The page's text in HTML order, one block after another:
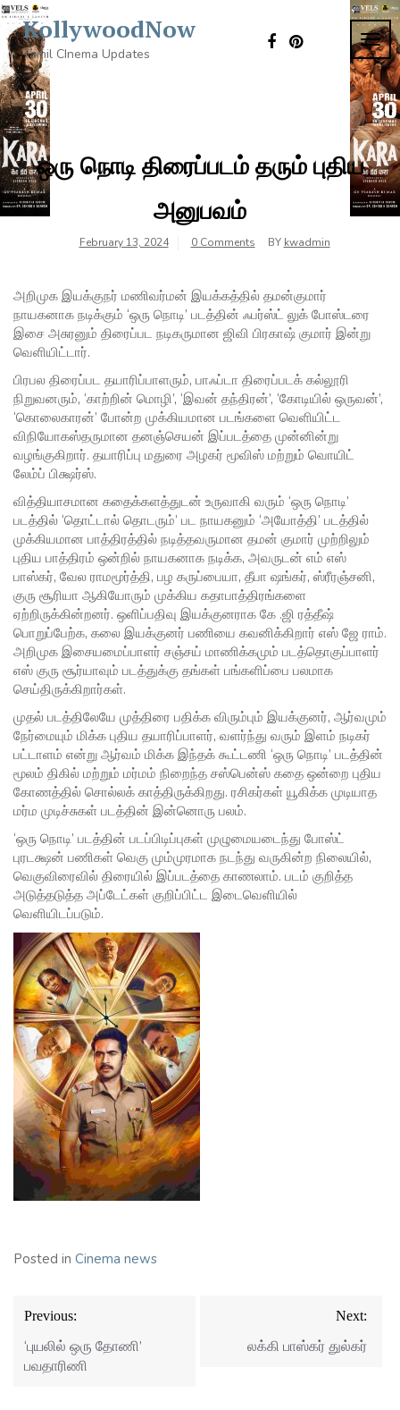
Skip
to
content
KollywoodNow
Tamil CInema Updates
ஒரு நொடி திரைப்படம் தரும் புதிய
அனுபவம்
February 13, 2024 0 Comments BY kwadmin
அறிமுக இயக்குநர் மணிவர்மன் இயக்கத்தில் தமன்குமார்
நாயகனாக நடிக்கும் ‘ஒரு நொடி’ படத்தின் ஃபர்ஸ்ட் லுக் போஸ்டரை
இசை அசுரனும் திரைப்பட நடிகருமான ஜிவி பிரகாஷ் குமார் இன்று
வெளியிட்டார்.
பிரபல திரைப்பட தயாரிப்பாளரும், பாஃப்டா திரைப்படக் கல்லூரி
நிறுவனரும், ‘காற்றின் மொழி’, ‘இவன் தந்திரன்’, ‘கோடியில் ஒருவன்’,
‘கொலைகாரன்’ போன்ற முக்கியமான படங்களை வெளியிட்ட
விநியோகஸ்தருமான தனஞ்செயன் இப்படத்தை முன்னின்று
வழங்குகிறார். தயாரிப்பு மதுரை அழகர் மூவிஸ் மற்றும் வொயிட்
லேம்ப் பிக்ஷர்ஸ்.
வித்தியாசமான கதைக்களத்துடன் உருவாகி வரும் ‘ஒரு நொடி’
படத்தில் ‘தொட்டால் தொடரும்’ பட நாயகனும் ‘அயோத்தி’ படத்தில்
முக்கியமான பாத்திரத்தில் நடித்தவருமான தமன் குமார் முற்றிலும்
புதிய பாத்திரம் ஒன்றில் நாயகனாக நடிக்க, அவருடன் எம் எஸ்
பாஸ்கர், வேல ராமமூர்த்தி, பழ கருப்பையா, தீபா ஷங்கர், ஸ்ரீரஞ்சனி,
குரு சூரியா ஆகியோரும் முக்கிய கதாபாத்திரங்களை
ஏற்றிருக்கின்றனர். ஒளிப்பதிவு இயக்குனராக கே .ஜி ரத்தீஷ்
பொறுப்பேற்க, கலை இயக்குனர் பணியை கவனிக்கிறார் எஸ் ஜே ராம்.
அறிமுக இசையமைப்பாளர் சஞ்சய் மாணிக்கமும் படத்தொகுப்பாளர்
எஸ் குரு சூர்யாவும் படத்துக்கு தங்கள் பங்களிப்பை பலமாக
செய்திருக்கிறார்கள்.
முதல் படத்திலேயே முத்திரை பதிக்க விரும்பும் இயக்குனர், ஆர்வமும்
நேர்மையும் மிக்க புதிய தயாரிப்பாளர், வளர்ந்து வரும் இளம் நடிகர்
பட்டாளம் என்று ஆர்வம் மிக்க இந்தக் கூட்டணி ‘ஒரு நொடி’ படத்தின்
மூலம் திகில் மற்றும் மர்மம் நிறைந்த சஸ்பென்ஸ் கதை ஒன்றை புதிய
கோணத்தில் சொல்லக் காத்திருக்கிறது. ரசிகர்கள் யூகிக்க முடியாத
மர்ம முடிச்சுகள் படத்தின் இன்னொரு பலம்.
‘ஒரு நொடி’ படத்தின் படப்பிடிப்புகள் முழுமையடைந்து போஸ்ட்
புரடக்ஷன் பணிகள் வெகு மும்முரமாக நடந்து வருகின்ற நிலையில்,
வெகுவிரைவில் திரையில் இப்படத்தை காணலாம். படம் குறித்த
அடுத்தடுத்த அப்டேட்கள் குறிப்பிட்ட இடைவெளியில்
வெளியிடப்படும்.
Posted in Cinema news
Post
navigation
Previous:
‘புயலில் ஒரு தோணி’
பவதாரிணி
Next:
லக்கி பாஸ்கர் துல்கர்